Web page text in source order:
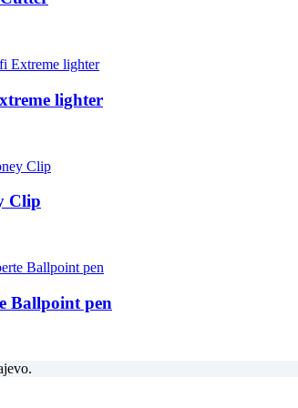
lighter
Clip
Ballpoint pen